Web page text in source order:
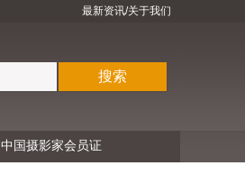
最新资讯/关于我们
搜索
中国摄影家会员证